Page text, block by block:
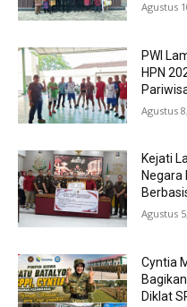
Agustus
PWI
HPN
Agustus
Kejati
Negara
Agustus
Cyntia
Diklat